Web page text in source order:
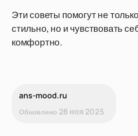
Эти советы помогут не
стильно, но и чувствовать
комфортно.
ans-mood.ru
Обновлено 28 ноя 2025